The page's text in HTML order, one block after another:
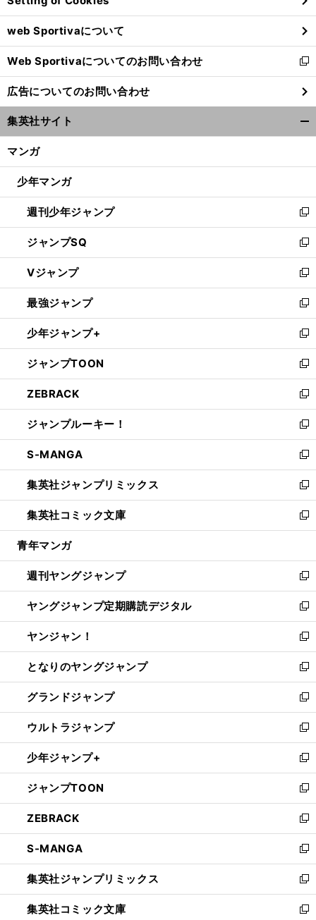
ウ
で
開
く
web Sportivaについて
Web Sportivaについてのお問い合わせ
新
し
い
ウ
ィ
ン
ウ
開
く
広告についてのお問い合わせ
集英社サイト
マンガ
少年マンガ
週刊少年ジャンプ
新
し
い
ウ
ィ
ン
ド
ウ
で
開
く
ジャンプSQ
新
し
い
ウ
ィ
ン
ド
ウ
で
開
く
Vジャンプ
新
し
い
ウ
ィ
ン
ド
ウ
で
開
く
最強ジャンプ
新
し
い
ウ
ィ
ン
ド
ウ
で
開
く
少年ジャンプ+
新
し
い
ウ
ィ
ン
ド
ウ
で
開
く
ジャンプTOON
新
し
い
ウ
ィ
ン
ド
ウ
で
開
く
ZEBRACK
新
し
い
ウ
ィ
ン
ド
ウ
で
開
ジャンプルーキー！
新
し
い
ウ
ィ
ン
ド
ウ
開
く
S-MANGA
新
し
い
ウ
ィ
ン
ウ
で
開
く
集英社ジャンプリミックス
新
し
い
ウ
ン
ド
ウ
で
開
く
集英社コミック文庫
新
し
ウ
ィ
ン
ド
ウ
で
開
く
青年マンガ
週刊ヤングジャンプ
新
し
い
ウ
ィ
ン
ド
ウ
で
開
く
ヤングジャンプ定期購読デジタル
新
し
い
ウ
ィ
ン
ド
ウ
で
開
く
ヤンジャン！
新
し
い
ウ
ィ
ン
ド
ウ
で
開
く
となりのヤングジャンプ
新
し
い
ウ
ィ
ン
ド
ウ
で
開
く
グランドジャンプ
新
し
い
ウ
ィ
ン
ド
ウ
で
開
く
ウルトラジャンプ
新
し
い
ウ
ィ
ン
ド
ウ
で
開
く
少年ジャンプ+
新
し
い
ウ
ィ
ン
ド
ウ
で
開
く
ジャンプTOON
新
し
い
ウ
ィ
ン
ド
ウ
で
ZEBRACK
新
し
い
ウ
ィ
ン
ド
S-MANGA
新
し
い
ウ
ィ
集英社ジャンプリミックス
新
し
い
集英社コミック文庫 新